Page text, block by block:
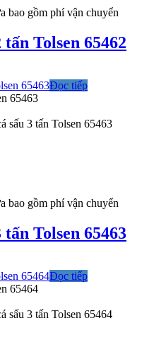
bao gồm phí vận chuyển
Tolsen 65462
Đọc tiếp
65463
sấu 3 tấn Tolsen 65463
bao gồm phí vận chuyển
Tolsen 65463
Đọc tiếp
65464
sấu 3 tấn Tolsen 65464